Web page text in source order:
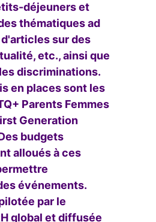
déjeuners et
thématiques ad
sur des
etc., ainsi que
discriminations.
en places sont les
Parents Femmes
Generation
budgets
alloués à ces
événements.
par le
global et diffusée